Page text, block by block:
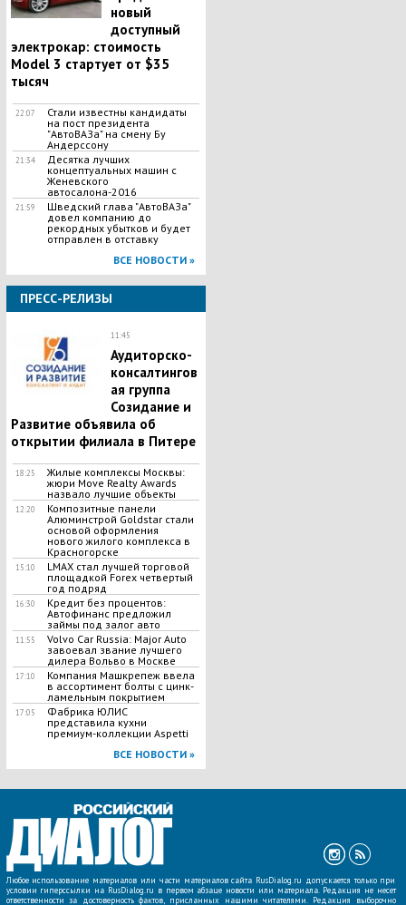
новый
доступный
электрокар: стоимость
Model 3 стартует от $35
тысяч
22:07
Стали известны кандидаты
на пост президента
"АвтоВАЗа" на смену Бу
Андерссону
21:34
Десятка лучших
концептуальных машин с
Женевского
автосалона-2016
21:59
Шведский глава "АвтоВАЗа"
довел компанию до
рекордных убытков и будет
отправлен в отставку
ВСЕ НОВОСТИ »
ПРЕСС-РЕЛИЗЫ
11:45
Аудиторско-
консалтингов
ая группа
Созидание и
Развитие объявила об
открытии филиала в Питере
18:25
Жилые комплексы Москвы:
жюри Move Realty Awards
назвало лучшие объекты
12:20
Композитные панели
Алюминстрой Goldstar стали
основой оформления
нового жилого комплекса в
Красногорске
15:10
LMAX стал лучшей торговой
площадкой Forex четвертый
год подряд
16:30
Кредит без процентов:
Автофинанс предложил
займы под залог авто
11:55
Volvo Car Russia: Major Auto
завоевал звание лучшего
дилера Вольво в Москве
17:10
Компания Машкрепеж ввела
в ассортимент болты с цинк-
ламельным покрытием
17:05
Фабрика ЮЛИС
представила кухни
премиум-коллекции Aspetti
ВСЕ НОВОСТИ »
Любое использование материалов или части материалов сайта RusDialog.ru допускается только при
условии гиперссылки на RusDialog.ru в первом абзаце новости или материала. Редакция не несет
ответственности за достоверность фактов, присланных нашими читателями. Редакция выборочно